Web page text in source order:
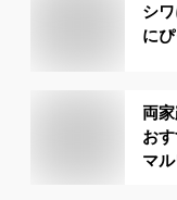
シ
に
両
お
マ